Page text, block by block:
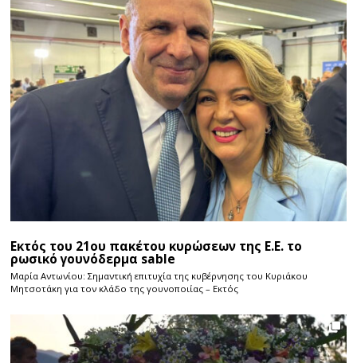
Εκτός του 21ου πακέτου κυρώσεων της Ε.Ε. το
ρωσικό γουνόδερμα sable
Μαρία Αντωνίου: Σημαντική επιτυχία της κυβέρνησης του Κυριάκου
Μητσοτάκη για τον κλάδο της γουνοποιίας – Εκτός